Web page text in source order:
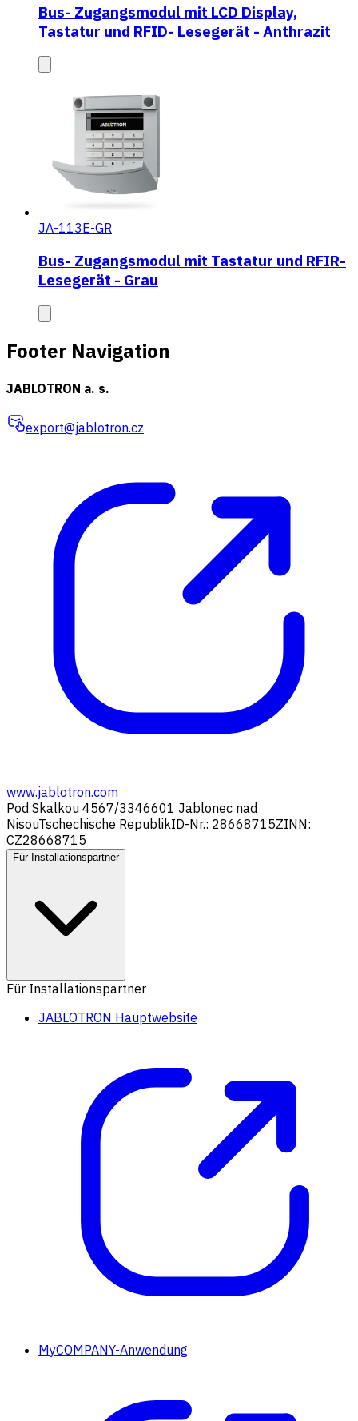
Bus- Zugangsmodul mit LCD Display,
Tastatur und RFID- Lesegerät - Anthrazit
JA-113E-GR
Bus- Zugangsmodul mit Tastatur und RFIR-
Lesegerät - Grau
Footer Navigation
JABLOTRON a. s.
export@jablotron.cz
www.jablotron.com
Pod Skalkou 4567/3346601 Jablonec nad
NisouTschechische RepublikID-Nr.: 28668715ZINN:
CZ28668715
Für Installationspartner
Für Installationspartner
JABLOTRON Hauptwebsite
MyCOMPANY-Anwendung